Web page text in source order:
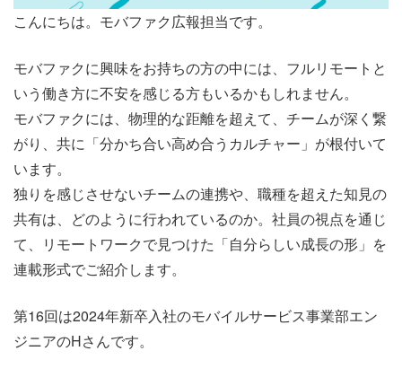
こんにちは。モバファク広報担当です。
モバファクに興味をお持ちの方の中には、フルリモートと
いう働き方に不安を感じる方もいるかもしれません。
モバファクには、物理的な距離を超えて、チームが深く繋
がり、共に「分かち合い高め合うカルチャー」が根付いて
います。
独りを感じさせないチームの連携や、職種を超えた知見の
共有は、どのように行われているのか。社員の視点を通じ
て、リモートワークで見つけた「自分らしい成長の形」を
連載形式でご紹介します。
第16回は2024年新卒入社のモバイルサービス事業部エン
ジニアのHさんです。